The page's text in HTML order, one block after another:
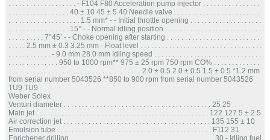
. . . . . . . . . . . . . . . . . . . - F104 F80 Acceleration pump injector . . . . . . . . . . . . . . . .
. . . . . . . . . . . . . . . . . 40 ± 10 45 ± 5 40 Needle valve . . . . . . . . . . . . . . . . . . . . . . . .
. . . . . . . . . . . . . . . . . . . . 1.5 mm* - - Initial throttle opening . . . . . . . . . . . . . . . . . . . .
. . . . . . . . . . . . . . . . . 15° - - Normal idling position . . . . . . . . . . . . . . . . . . . . . . . . . . .
. . . . . . . . . . 7°45’ - - Choke opening after starting . . . . . . . . . . . . . . . . . . . . . . . . . .
. . . . . 2.5 mm ± 0.3 3.25 mm - Float level . . . . . . . . . . . . . . . . . . . . . . . . . . . . . . . . . .
. . . . . . . . . . . . - 9.0 mm 28.0 mm Idling speed . . . . . . . . . . . . . . . . . . . . . . . . . . . . . .
. . . . . . . . . . . . . . 950 to 1000 rpm** 975 ± 25 rpm 750 rpm CO% . . . . . . . . . . . . .
. . . . . . . . . . . . . . . . . . . . . . . . . . . . . . . . . . . . . 2.0 ± 0.5 2.0 ± 0.5 1.5 ± 0.5 *1.2 mm
from serial number 5043526 **850 to 900 rpm from serial number 5043526
TU9 TU9
Weber Solex
Venturi diameter . . . . . . . . . . . . . . . . . . . . . . . . . . . . . . . . . . . . . . . . . 25 25
Main jet . . . . . . . . . . . . . . . . . . . . . . . . . . . . . . . . . . . . . . . . . . . . . . . . 122 127.5 ± 2.5
Air correction jet . . . . . . . . . . . . . . . . . . . . . . . . . . . . . . . . . . . . . . . . . 135 155 ± 10
Emulsion tube . . . . . . . . . . . . . . . . . . . . . . . . . . . . . . . . . . . . . . . . . . . F112 31
Enrichener drilling . . . . . . . . . . . . . . . . . . . . . . . . . . . . . . . . . . . . . . . . 30 - Idling fuel